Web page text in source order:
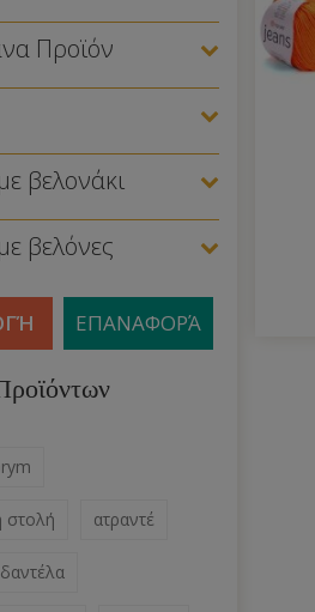
Προϊόν
βελονάκι
βελόνες
ΕΠΑΝΑΦΟΡΆ
στολή ατραντέ